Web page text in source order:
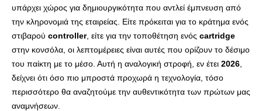
υπάρχει χώρος για δημιουργικότητα που αντλεί έμπνευση από
την κληρονομιά της εταιρείας. Είτε πρόκειται για το κράτημα ενός
στιβαρού controller, είτε για την τοποθέτηση ενός cartridge
στην κονσόλα, οι λεπτομέρειες είναι αυτές που ορίζουν το δέσιμο
του παίκτη με το μέσο. Αυτή η αναλογική στροφή, εν έτει 2026
δείχνει ότι όσο πιο μπροστά προχωρά η τεχνολογία, τόσο
περισσότερο θα αναζητούμε την αυθεντικότητα των πρώτων μας
αναμνήσεων.